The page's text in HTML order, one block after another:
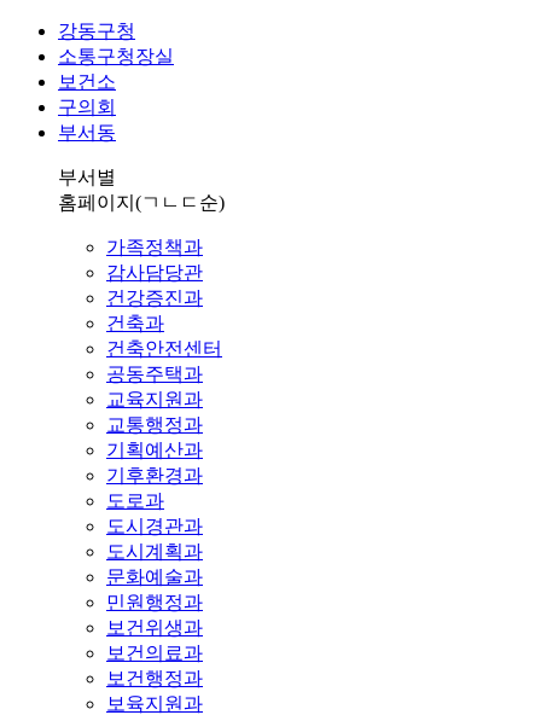
강동구청
소통구청장실
보건소
구의회
부서동
부서별
홈페이지 (ㄱㄴㄷ순)
가족정책과
감사담당관
건강증진과
건축과
건축안전센터
공동주택과
교육지원과
교통행정과
기획예산과
기후환경과
도로과
도시경관과
도시계획과
문화예술과
민원행정과
보건위생과
보건의료과
보건행정과
보육지원과